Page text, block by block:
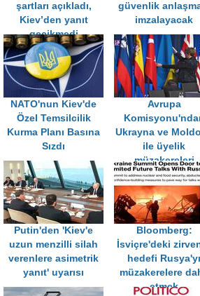
şartları açıkladı,
Kiev’den yanıt
gecikmedi
güvenlik
imzalayacak
NATO'nun Kiev'de
Özel Temsilcilik
Kurma Planı Basına
Sızdı
Avrupa
Ukrayna ve
ile üyelik
müzakereleri
başlatılsın
Putin'den 'Kiev'e
uzun menzilli silah
verenlere asimetrik
yanıt' uyarısı
Bloomberg:
İsviçre'deki
hedefi Rusya'yı
müzakerelere
etmek